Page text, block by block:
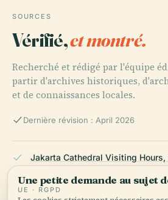
SOURCES
Vérifié,et montré.
Recherché et rédigé par l'équipe
partir d'archives historiques,
et de connaissances locales.
Dernière révision : April 2026
Jakarta Cathedral Visiting
Theolingua.id
Une petite demande au sujet
UE · RGPD